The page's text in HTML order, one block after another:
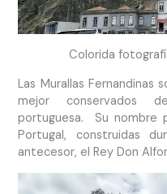
Colorida
Las Murallas Fernandinas
mejor conservados
portuguesa. Su nombre
Portugal, construidas
antecesor, el Rey Don